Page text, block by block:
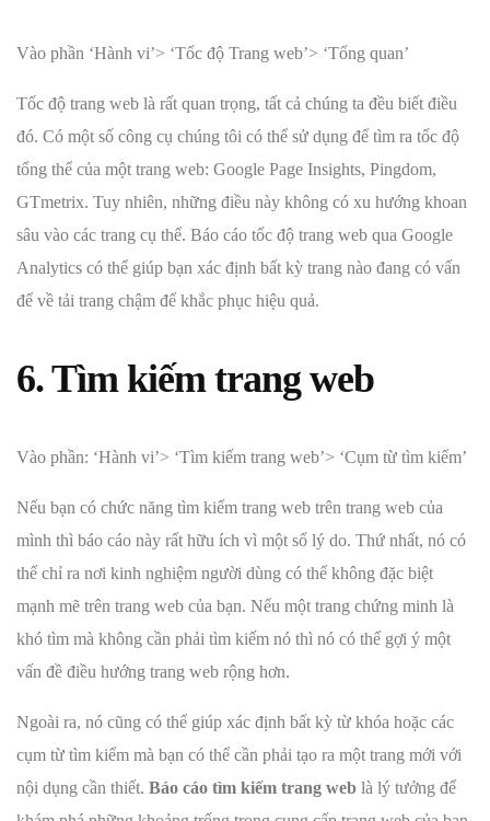
Vào phần ‘Hành vi’> ‘Tốc độ Trang web’> ‘Tổng quan’
Tốc độ trang web là rất quan trọng, tất cả chúng ta đều biết điều
đó. Có một số công cụ chúng tôi có thể sử dụng để tìm ra tốc độ
tổng thể của một trang web: Google Page Insights, Pingdom,
GTmetrix. Tuy nhiên, những điều này không có xu hướng khoan
sâu vào các trang cụ thể. Báo cáo tốc độ trang web qua Google
Analytics có thể giúp bạn xác định bất kỳ trang nào đang có vấn
để về tải trang chậm để khắc phục hiệu quả.
6. Tìm kiếm trang web
Vào phần: ‘Hành vi’> ‘Tìm kiếm trang web’> ‘Cụm từ tìm kiếm’
Nếu bạn có chức năng tìm kiếm trang web trên trang web của
mình thì báo cáo này rất hữu ích vì một số lý do. Thứ nhất, nó có
thể chỉ ra nơi kinh nghiệm người dùng có thể không đặc biệt
mạnh mẽ trên trang web của bạn. Nếu một trang chứng minh là
khó tìm mà không cần phải tìm kiếm nó thì nó có thể gợi ý một
vấn đề điều hướng trang web rộng hơn.
Ngoài ra, nó cũng có thể giúp xác định bất kỳ từ khóa hoặc các
cụm từ tìm kiếm mà bạn có thể cần phải tạo ra một trang mới với
nội dụng cần thiết. Báo cáo tìm kiếm trang web là lý tưởng để